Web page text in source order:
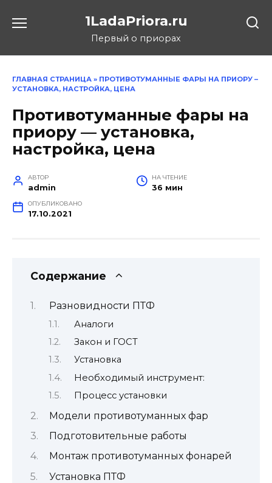
1LadaPriora.ru
Первый о приорах
ГЛАВНАЯ СТРАНИЦА » ПРОТИВОТУМАННЫЕ ФАРЫ НА ПРИОРУ –
УСТАНОВКА, НАСТРОЙКА, ЦЕНА
Противотуманные фары на
приору — установка,
настройка, цена
АВТОР
admin
НА ЧТЕНИЕ
36 мин
ОПУБЛИКОВАНО
17.10.2021
Содержание
Разновидности ПТФ
Аналоги
Закон и ГОСТ
Установка
Необходимый инструмент:
Процесс установки
Модели противотуманных фар
Подготовительные работы
Монтаж противотуманных фонарей
Установка ПТФ